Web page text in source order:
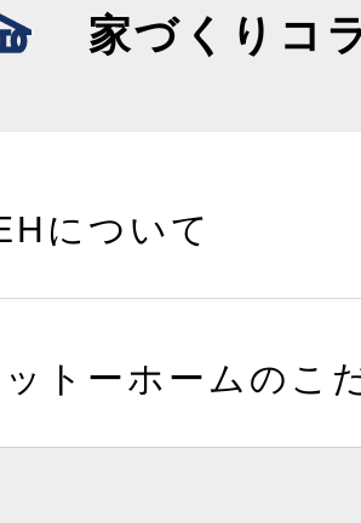
家づくりコ
について
トーホームのこ